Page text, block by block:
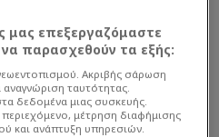
μας επεξεργαζόμαστε
παρασχεθούν τα εξής:
Ακριβής σάρωση
ταυτότητας.
δεδομένα μιας συσκευής.
μέτρηση διαφήμισης
και ανάπτυξη υπηρεσιών.